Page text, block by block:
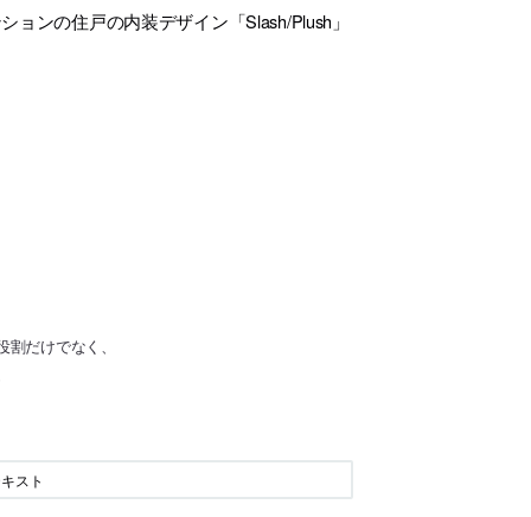
ンの住戸の内装デザイン「Slash/Plush」
だけでなく、
スト